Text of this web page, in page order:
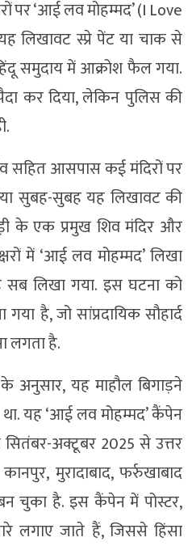
पर ‘आई लव मोहम्मद’ (I Love
लिखावट स्प्रे पेंट या चाक से
समुदाय में आक्रोश फैल गया.
कर दिया, लेकिन पुलिस की
सहित आसपास कई मंदिरों पर
सुबह-सुबह यह लिखावट की
के एक प्रमुख शिव मंदिर और
में ‘आई लव मोहम्मद’ लिखा
लिखा गया. इस घटना को
है, जो सांप्रदायिक सौहार्द
लगता है.
अनुसार, यह माहौल बिगाड़ने
यह ‘आई लव मोहम्मद’ कैंपेन
सितंबर-अक्टूबर 2025 से उत्तर
मुरादाबाद, फर्रुखाबाद
चुका है. इस कैंपेन में पोस्टर,
लगाए जाते हैं, जिससे हिंसा